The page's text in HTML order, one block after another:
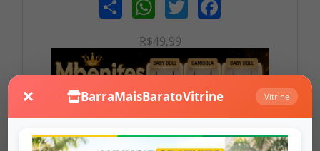
× BarraMaisBaratoVitrine Vitrine
Share WhatsAppTwitter Facebook
R$49,99